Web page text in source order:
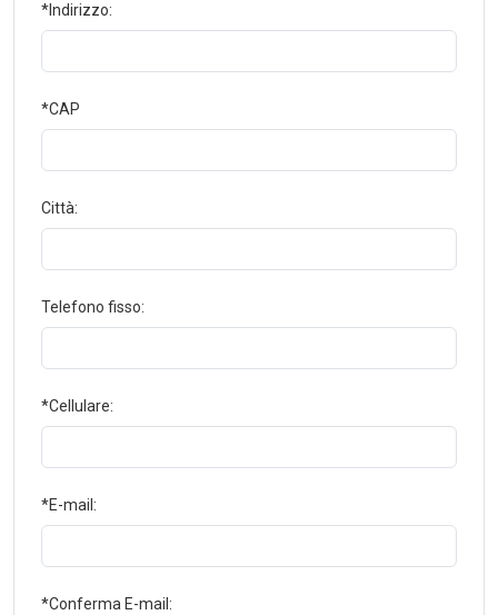
*Indirizzo:
*CAP
Città:
Telefono fisso:
*Cellulare:
*E-mail:
*Conferma E-mail: